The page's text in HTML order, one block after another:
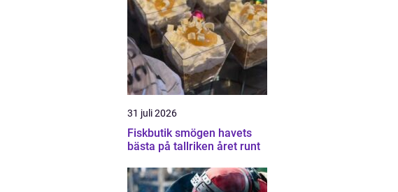
31 juli 2026
Fiskbutik smögen havets
bästa på tallriken året runt